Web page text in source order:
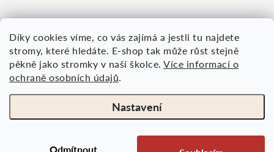
Díky cookies víme, co vás zajímá a jestli tu najdete
stromy, které hledáte. E-shop tak může růst stejně
pěkně jako stromky v naší školce. Více informací o
ochraně osobních údajů.
Nastavení
tKontakt
Obchodní podmínky
Osobní údaje
Moje objednávka
Mapy.comGoogle mapy
Více informací
Nákupní košík
0KS /